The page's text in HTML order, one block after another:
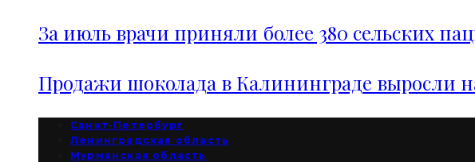
За июль врачи приняли более 380 сельских
Продажи шоколада в Калининграде выросли
Санкт-Петербург
Ленинградская область
Мурманская область